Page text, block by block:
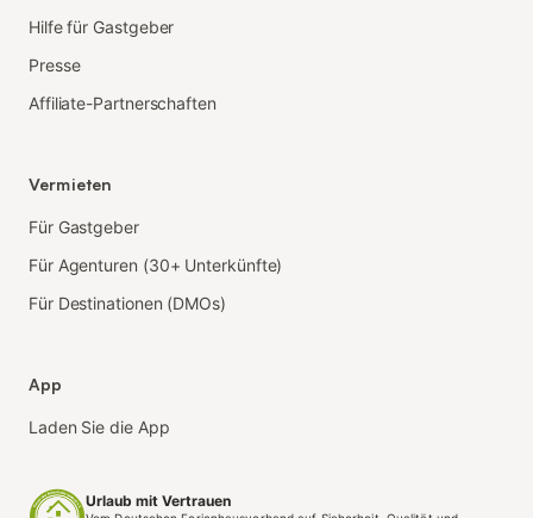
Hilfe für Gastgeber
Presse
Affiliate-Partnerschaften
Vermieten
Für Gastgeber
Für Agenturen (30+ Unterkünfte)
Für Destinationen (DMOs)
App
Laden Sie die App
Urlaub mit Vertrauen